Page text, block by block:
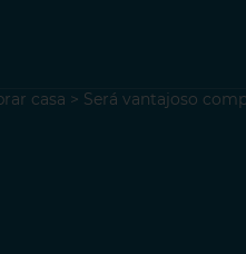
casa > Será vantajoso